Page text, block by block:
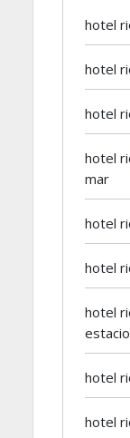
hotel
hotel
hotel
hotel
mar
hotel
hotel
hotel
hotel
hotel